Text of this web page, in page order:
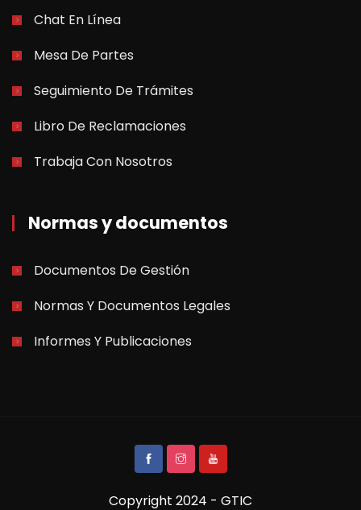
Chat En Línea
Mesa De Partes
Seguimiento De Trámites
Libro De Reclamaciones
Trabaja Con Nosotros
Normas y documentos
Documentos De Gestión
Normas Y Documentos Legales
Informes Y Publicaciones
Copyright 2024 - GTIC